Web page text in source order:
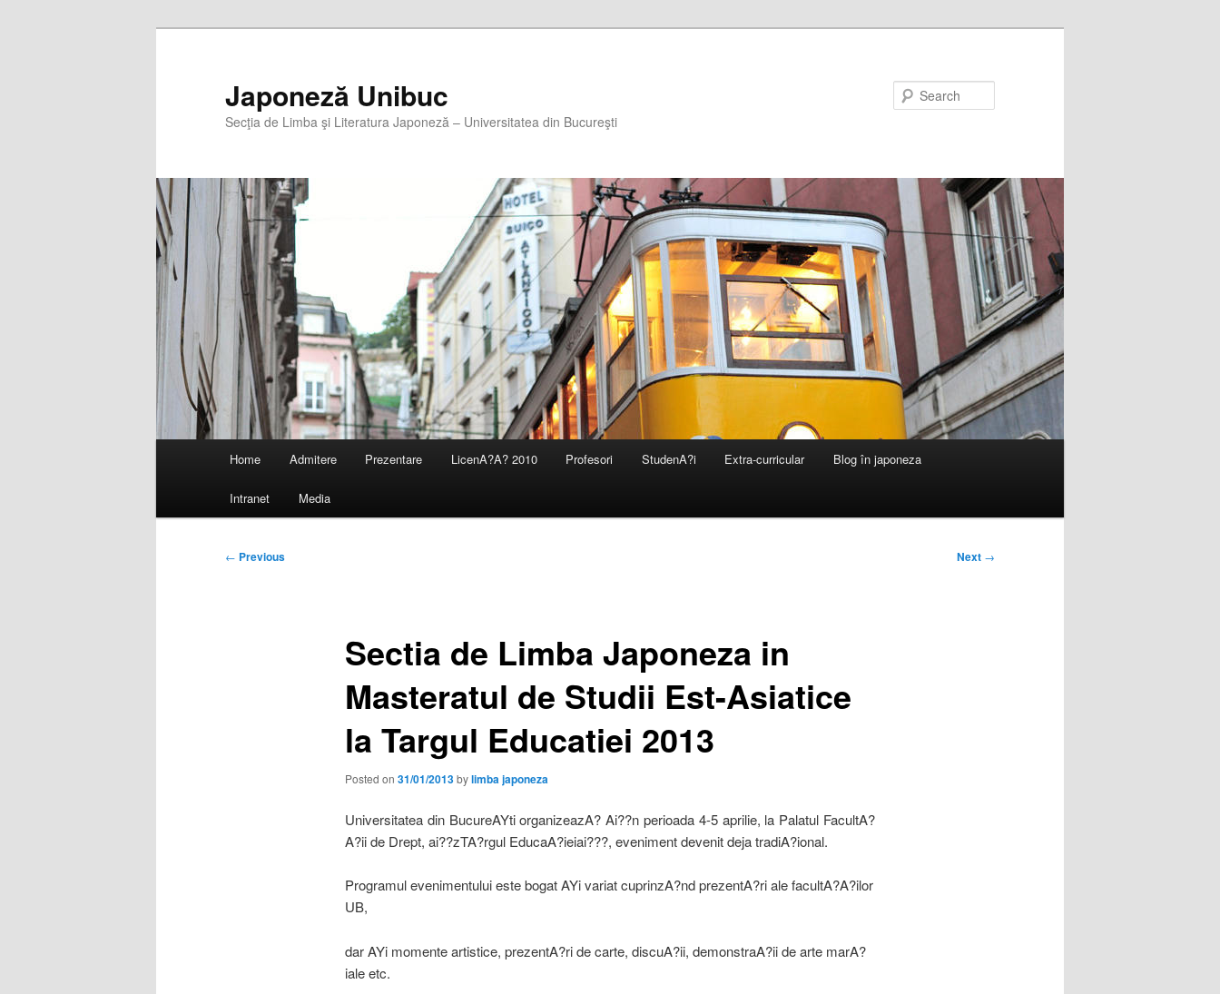
Japoneză Unibuc
Secţia de Limba şi Literatura Japoneză – Universitatea din Bucureşti
Home Admitere Prezentare LicenA?A? 2010 Profesori StudenA?i Extra-curricular Blog în japoneza
Intranet Media
Post
← Previous Next →
Sectia de Limba Japoneza in
Masteratul de Studii Est-Asiatice
la Targul Educatiei 2013
Posted on 31/01/2013bylimba japoneza
Universitatea din BucureAYti organizeazA? Ai??n perioada 4-5 aprilie, la Palatul FacultA?
A?ii de Drept, ai??zTA?rgul EducaA?ieiai???, eveniment devenit deja tradiA?ional.
Programul evenimentului este bogat AYi variat cuprinzA?nd prezentA?ri ale facultA?A?ilor
UB,
dar AYi momente artistice, prezentA?ri de carte, discuA?ii, demonstraA?ii de arte marA?
iale etc.